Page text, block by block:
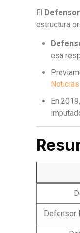
El
estructura
esa
En
Defensor